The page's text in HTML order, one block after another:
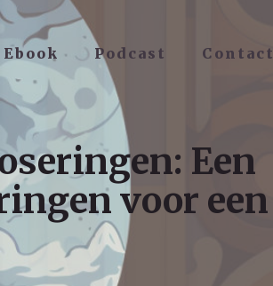
Ebook Podcast Contact
Een
voor een